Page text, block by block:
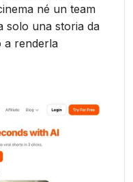
né un team
solo una storia da
a renderla